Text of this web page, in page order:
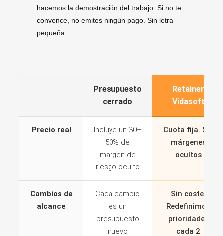
hacemos la demostración del trabajo. Si no te
convence, no emites ningún pago. Sin letra
pequeña.
Presupuesto
cerrado
Retainer
Vidasoft
Precio real
Incluye un 30–
50% de
margen de
riesgo oculto
Cuota fija. Sin
márgenes
ocultos
Cambios de
alcance
Cada cambio
es un
presupuesto
nuevo
Sin coste.
Redefinimos
prioridades
cada 2